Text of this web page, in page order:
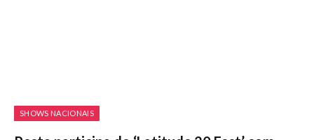
SHOWS NACIONAIS